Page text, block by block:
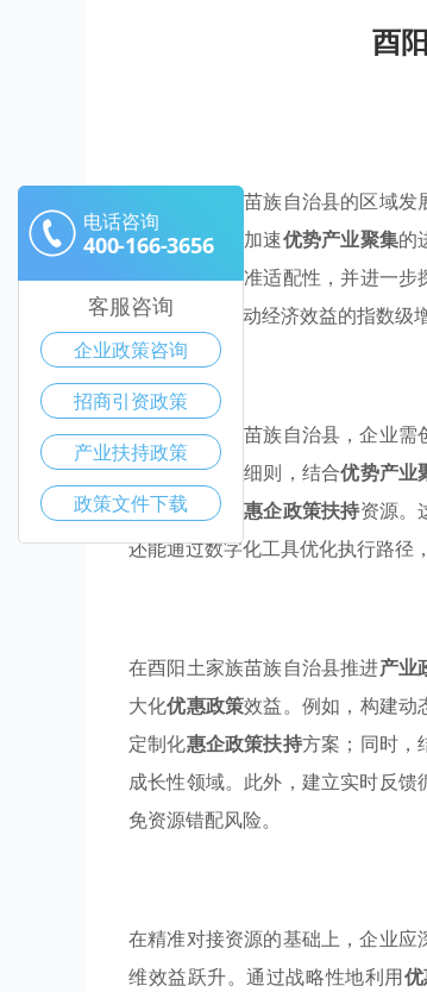
酉
在酉阳土家族苗族自治县的区域
贷倾斜，旨在加速优势产业聚集的
政策扶持的精准适配性，并进一步
潜在价值，推动经济效益的指数级增
在酉阳土家族苗族自治县，企业需
分析优惠政策细则，结合优势产业
域，高效整合惠企政策扶持资源。
还能通过数字化工具优化执行路径
在酉阳土家族苗族自治县推进产业
大化优惠政策效益。例如，构建动
定制化惠企政策扶持方案；同时，
成长性领域。此外，建立实时反
免资源错配风险。
在精准对接资源的基础上，企业
维效益跃升。通过战略性地利用
电话咨询
400-166-3656
客服咨询
企业政策咨询
招商引资政策
产业扶持政策
政策文件下载